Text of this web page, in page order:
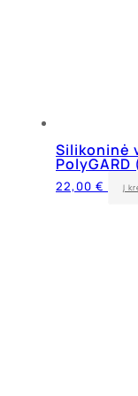
Silikoninė
PolyGARD
22,00 € Į